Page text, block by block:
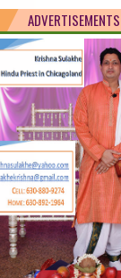
ADVERTISEMENTS